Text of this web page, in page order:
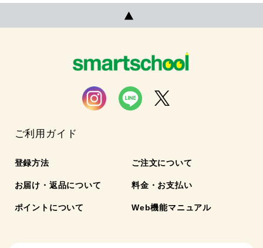
ご利用ガイド
登録方法 ご注文について
お届け・返品について 料金・お支払い
ポイントについて Web機能マニュアル